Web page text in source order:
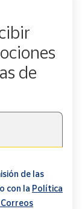
de
de las
con la Política